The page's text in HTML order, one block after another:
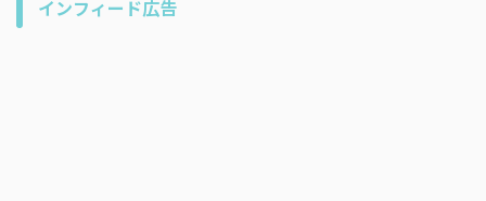
インフィード広告